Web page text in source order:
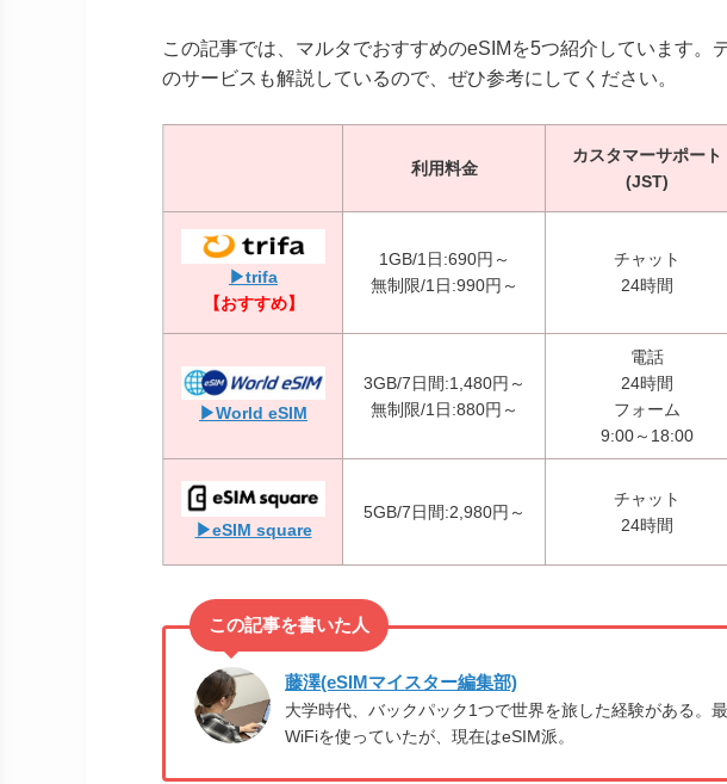
この記事では、マルタでおすすめのeSIMを5つ紹介しています。
のサービスも解説しているので、ぜひ参考にしてください。
利用料金
カスタマーサポート
(JST)
▶trifa
【おすすめ】
1GB/1日:690円～
無制限/1日:990円～
チャット
24時間
▶World eSIM
3GB/7日間:1,480円～
無制限/1日:880円～
電話
24時間
フォーム
9:00～18:00
▶eSIM square
5GB/7日間:2,980円～
チャット
24時間
藤澤(eSIMマイスター編集部)
大学時代、バックパック1つで世界を旅した経験がある。
WiFiを使っていたが、現在はeSIM派。